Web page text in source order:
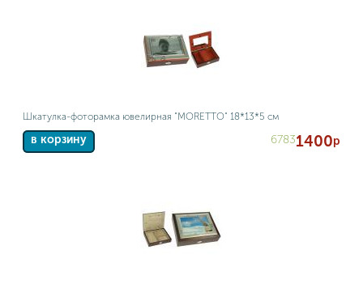
Шкатулка-фоторамка ювелирная "MORETTO" 18*13*5 см
в корзину 67831400р